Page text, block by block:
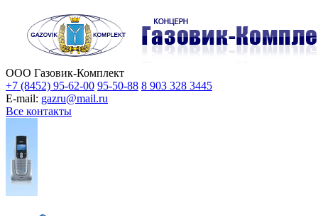
ООО Газовик-Комплект
+7 (8452) 95-62-00 95-50-88 8 903 328 3445
E-mail: gazru@mail.ru
Все контакты